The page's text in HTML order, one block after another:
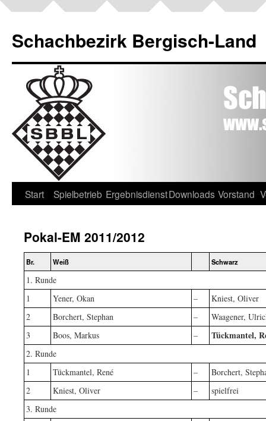
Schachbezirk Bergisch-Land
Start Spielbetrieb ErgebnisdienstDownloads Vorstand
Pokal-EM 2011/2012
Br. Weiß Schwarz
1. Runde
1
Yener, Okan –
Kniest, Oliver
2
Borchert, Stephan –
Waagener,
3
Boos, Markus – Tückmantel,
2. Runde
1
Tückmantel, René –
Borchert,
2
Kniest, Oliver –
spielfrei
3. Runde